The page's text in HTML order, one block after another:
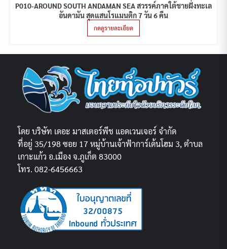
P010-AROUND SOUTH ANDAMAN SEA สวรรค์ภาคใต้ชายฝั่งทะเล
อันดามัน สุดแสนโรแมนติก 7 วัน 6 คืน
กดดูรายละเอียด
โดย บริษัท เดอะ มาสเตอร์พีช แอดเวนเจอร์ จำกัด
ที่อยู่ 35/198 ซอย 17 หมู่บ้านเจ้าฟ้าการ์เด้นโฮม 3, ตำบล
เกาะแก้ว อ.เมือง จ.ภูเก็ต 83000
โทร. 082-6456663